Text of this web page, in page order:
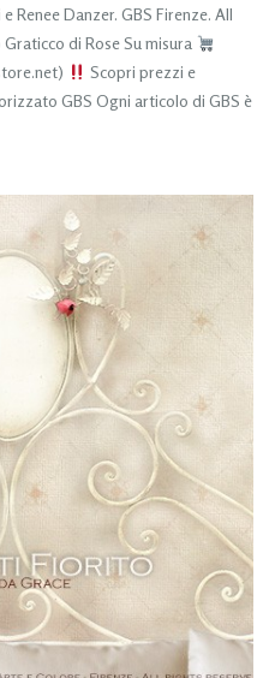
Renee Danzer. GBS Firenze. All
di Rose Su misura
Scopri prezzi e
GBS Ogni articolo di GBS è